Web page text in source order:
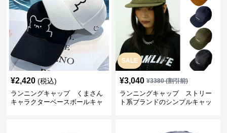
¥2,420 (税込)
ランニングキャップ くまさん
キャラクターベースボールキャ
SALE
¥3,040 ¥3380(割引前)
ランニングキャップ ストリー
ト系ブランドのシンプルキャッ